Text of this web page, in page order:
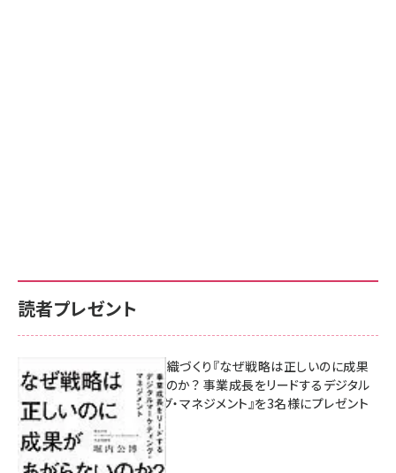
読者プレゼント
成果を生む組織づくり『なぜ戦略は正しいのに成果
があがらないのか？ 事業成長をリードするデジタル
マーケティング・マネジメント』を3名様にプレゼント
8月7日 10:00